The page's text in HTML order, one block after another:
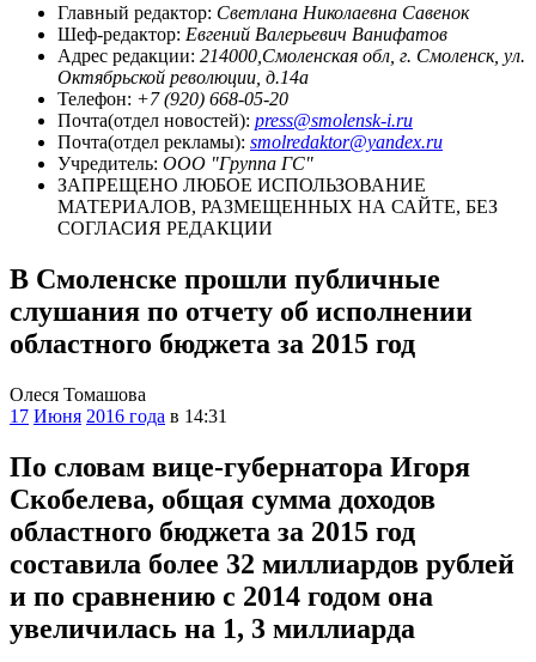
Главный редактор: Светлана Николаевна Савенок
Шеф-редактор: Евгений Валерьевич Ванифатов
Адрес редакции: 214000,Смоленская обл, г. Смоленск, ул.
Октябрьской революции, д.14а
Телефон: +7 (920) 668-05-20
Почта(отдел новостей): press@smolensk-i.ru
Почта(отдел рекламы): smolredaktor@yandex.ru
Учредитель: ООО "Группа ГС"
ЗАПРЕЩЕНО ЛЮБОЕ ИСПОЛЬЗОВАНИЕ
МАТЕРИАЛОВ, РАЗМЕЩЕННЫХ НА САЙТЕ, БЕЗ
СОГЛАСИЯ РЕДАКЦИИ
В Смоленске прошли публичные
слушания по отчету об исполнении
областного бюджета за 2015 год
Олеся Томашова
17 Июня 2016 года в 14:31
По словам вице-губернатора Игоря
Скобелева, общая сумма доходов
областного бюджета за 2015 год
составила более 32 миллиардов рублей
и по сравнению с 2014 годом она
увеличилась на 1, 3 миллиарда